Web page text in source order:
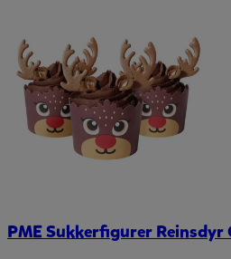
PME Sukkerfigurer Reinsdyr